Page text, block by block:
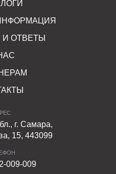
в разных размерах –
или 1000x400x120 мм.
влажности,
ОТВЕТЫ
г. Самара,
15, 443099
009-009